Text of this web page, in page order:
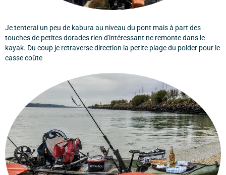
Je tenterai un peu de kabura au niveau du pont mais à part des
touches de petites dorades rien d'intéressant ne remonte dans le
kayak. Du coup je retraverse direction la petite plage du polder pour le
casse coûte